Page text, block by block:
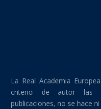
La Real Academia
criterio de autor las
publicaciones, no se hace